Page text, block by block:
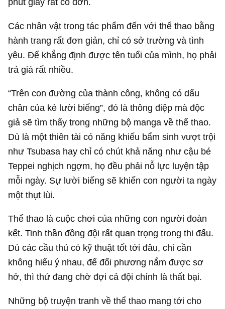
Các nhân vật trong tác phẩm đến với thể thao bằng
hành trang rất đơn giản, chỉ có sở trường và tình
yêu. Để khẳng định được tên tuổi của mình, họ phải
trả giá rất nhiều.
“Trên con đường của thành công, không có dấu
chân của kẻ lười biếng”, đó là thông điệp mà độc
giả sẽ tìm thấy trong những bộ manga về thể thao.
Dù là một thiên tài có năng khiếu bẩm sinh vượt trội
như Tsubasa hay chỉ có chút khả năng như cậu bé
Teppei nghịch ngợm, họ đều phải nỗ lực luyện tập
mỗi ngày. Sự lười biếng sẽ khiến con người ta ngày
một thụt lùi.
Thể thao là cuộc chơi của những con người đoàn
kết. Tinh thần đồng đội rất quan trọng trong thi đấu.
Dù các cầu thủ có kỹ thuật tốt tới đâu, chỉ cần
không hiểu ý nhau, để đối phương nắm được sơ
hở, thì thứ đang chờ đợi cả đội chính là thất bại.
Những bộ truyện tranh về thể thao mang tới cho